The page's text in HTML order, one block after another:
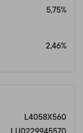
5,75%
2,46%
L4058X560